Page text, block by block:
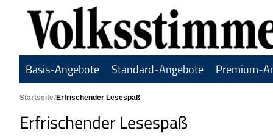
Basis-Angebote Standard-Angebote Premium-
Hauptbereich Kategorieseite
Startseite Erfrischender Lesespaß
Erfrischender Lesespaß